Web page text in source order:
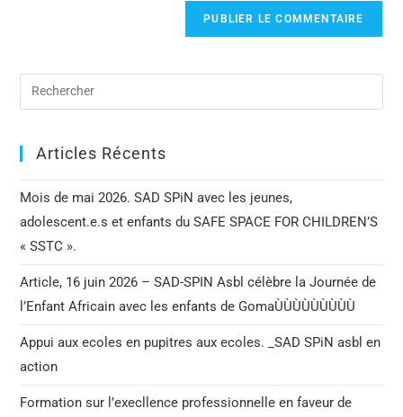
Articles Récents
Mois de mai 2026. SAD SPiN avec les jeunes,
adolescent.e.s et enfants du SAFE SPACE FOR CHILDREN’S
« SSTC ».
Article, 16 juin 2026 – SAD-SPIN Asbl célèbre la Journée de
l’Enfant Africain avec les enfants de GomaÙÙÙÙÙÙÙÙÙ
Appui aux ecoles en pupitres aux ecoles. _SAD SPiN asbl en
action
Formation sur l’execllence professionnelle en faveur de